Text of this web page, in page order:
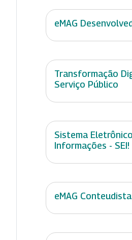
eMAG
Transformação
Serviço Público
Sistema
Informações - SEI!
eMAG Conteudista